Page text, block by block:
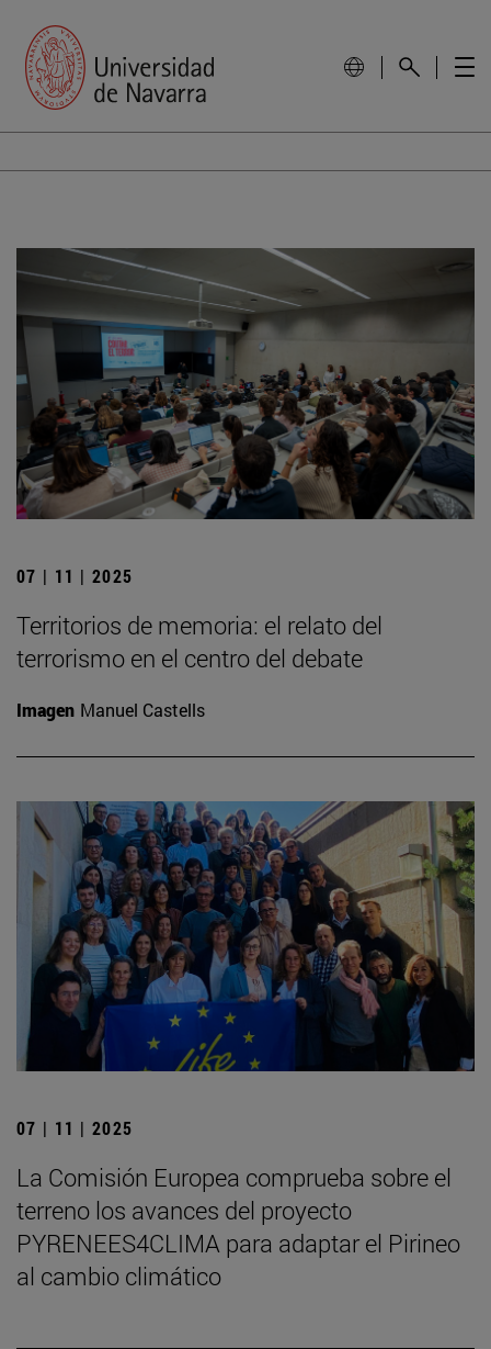
07 | 11 | 2025
Territorios de memoria: el relato del
terrorismo en el centro del debate
Imagen Manuel Castells
07 | 11 | 2025
La Comisión Europea comprueba sobre el
terreno los avances del proyecto
PYRENEES4CLIMA para adaptar el Pirineo
al cambio climático